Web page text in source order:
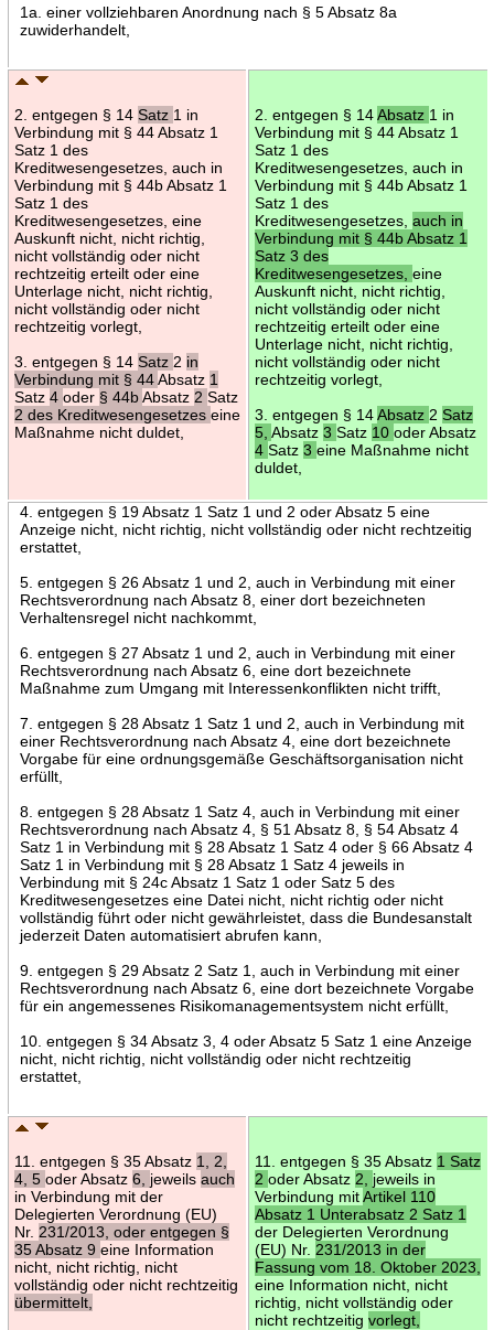
1a. einer vollziehbaren Anordnung nach § 5 Absatz 8a
zuwiderhandelt,
2. entgegen § 14 Satz 1 in
Verbindung mit § 44 Absatz 1
Satz 1 des
Kreditwesengesetzes, auch in
Verbindung mit § 44b Absatz 1
Satz 1 des
Kreditwesengesetzes, eine
Auskunft nicht, nicht richtig,
nicht vollständig oder nicht
rechtzeitig erteilt oder eine
Unterlage nicht, nicht richtig,
nicht vollständig oder nicht
rechtzeitig vorlegt,
3. entgegen § 14 Satz 2 in
Verbindung mit § 44Absatz 1
Satz 4 oder § 44bAbsatz 2 Satz
2 des Kreditwesengesetzes eine
Maßnahme nicht duldet,
2. entgegen § 14Absatz 1 in
Verbindung mit § 44 Absatz 1
Satz 1 des
Kreditwesengesetzes, auch in
Verbindung mit § 44b Absatz 1
Satz 1 des
Kreditwesengesetzes, auch in
Verbindung mit § 44b Absatz 1
Satz 3 des
Kreditwesengesetzes, eine
Auskunft nicht, nicht richtig,
nicht vollständig oder nicht
rechtzeitig erteilt oder eine
Unterlage nicht, nicht richtig,
nicht vollständig oder nicht
rechtzeitig vorlegt,
3. entgegen § 14Absatz 2 Satz
5, Absatz 3 Satz 10 oder Absatz
4 Satz 3 eine Maßnahme nicht
duldet,
4. entgegen § 19 Absatz 1 Satz 1 und 2 oder Absatz 5 eine
Anzeige nicht, nicht richtig, nicht vollständig oder nicht rechtzeitig
erstattet,
5. entgegen § 26 Absatz 1 und 2, auch in Verbindung mit einer
Rechtsverordnung nach Absatz 8, einer dort bezeichneten
Verhaltensregel nicht nachkommt,
6. entgegen § 27 Absatz 1 und 2, auch in Verbindung mit einer
Rechtsverordnung nach Absatz 6, eine dort bezeichnete
Maßnahme zum Umgang mit Interessenkonflikten nicht trifft,
7. entgegen § 28 Absatz 1 Satz 1 und 2, auch in Verbindung mit
einer Rechtsverordnung nach Absatz 4, eine dort bezeichnete
Vorgabe für eine ordnungsgemäße Geschäftsorganisation nicht
erfüllt,
8. entgegen § 28 Absatz 1 Satz 4, auch in Verbindung mit einer
Rechtsverordnung nach Absatz 4, § 51 Absatz 8, § 54 Absatz 4
Satz 1 in Verbindung mit § 28 Absatz 1 Satz 4 oder § 66 Absatz 4
Satz 1 in Verbindung mit § 28 Absatz 1 Satz 4 jeweils in
Verbindung mit § 24c Absatz 1 Satz 1 oder Satz 5 des
Kreditwesengesetzes eine Datei nicht, nicht richtig oder nicht
vollständig führt oder nicht gewährleistet, dass die Bundesanstalt
jederzeit Daten automatisiert abrufen kann,
9. entgegen § 29 Absatz 2 Satz 1, auch in Verbindung mit einer
Rechtsverordnung nach Absatz 6, eine dort bezeichnete Vorgabe
für ein angemessenes Risikomanagementsystem nicht erfüllt,
10. entgegen § 34 Absatz 3, 4 oder Absatz 5 Satz 1 eine Anzeige
nicht, nicht richtig, nicht vollständig oder nicht rechtzeitig
erstattet,
11. entgegen § 35 Absatz 1, 2,
4, 5 oder Absatz 6, jeweils auch
in Verbindung mit der
Delegierten Verordnung (EU)
Nr. 231/2013, oder entgegen §
35 Absatz 9 eine Information
nicht, nicht richtig, nicht
vollständig oder nicht rechtzeitig
übermittelt,
11. entgegen § 35 Absatz 1 Satz
2 oder Absatz 2, jeweils in
Verbindung mitArtikel 110
Absatz 1 Unterabsatz 2 Satz 1
der Delegierten Verordnung
(EU) Nr. 231/2013 in der
Fassung vom 18. Oktober 2023,
eine Information nicht, nicht
richtig, nicht vollständig oder
nicht rechtzeitig vorlegt,